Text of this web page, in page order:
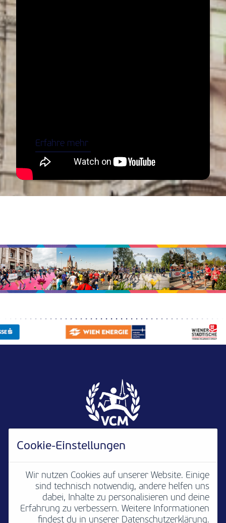
Erfahre mehr
Newsletter B2B Media Kontakt
Jobs Impressum
Cookie-Einstellungen
Wir nutzen Cookies auf unserer Website. Einige
sind technisch notwendig, andere helfen uns
dabei, Inhalte zu personalisieren und deine
Erfahrung zu verbessern. Weitere Informationen
findest du in unserer Datenschutzerklärung.